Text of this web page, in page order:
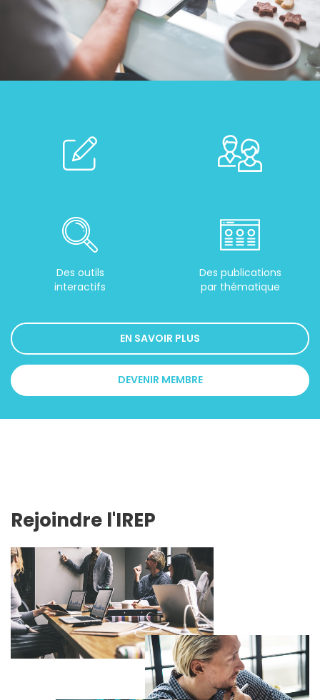
Des outils
interactifs
Des publications
par thématique
EN SAVOIR PLUS
DEVENIR MEMBRE
Rejoindre l'IREP